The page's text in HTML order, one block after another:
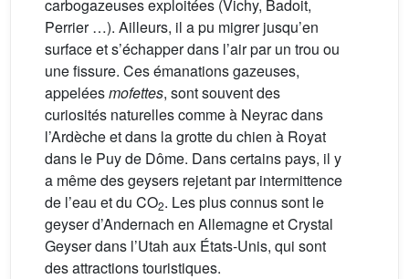
carbogazeuses exploitées (Vichy, Badoit,
Perrier …). Ailleurs, il a pu migrer jusqu’en
surface et s’échapper dans l’air par un trou ou
une fissure. Ces émanations gazeuses,
appeléesmofettes, sont souvent des
curiosités naturelles comme à Neyrac dans
l’Ardèche et dans la grotte du chien à Royat
dans le Puy de Dôme. Dans certains pays, il y
a même des geysers rejetant par intermittence
de l’eau et du CO2. Les plus connus sont le
geyser d’Andernach en Allemagne et Crystal
Geyser dans l’Utah aux États-Unis, qui sont
des attractions touristiques.